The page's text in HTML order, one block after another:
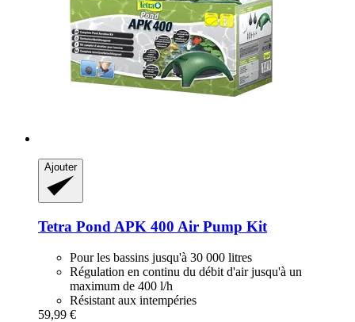
Ajouter
Tetra Pond APK 400 Air Pump Kit
Pour les bassins jusqu'à 30 000 litres
Régulation en continu du débit d'air jusqu'à un
maximum de 400 l/h
Résistant aux intempéries
59,99 €